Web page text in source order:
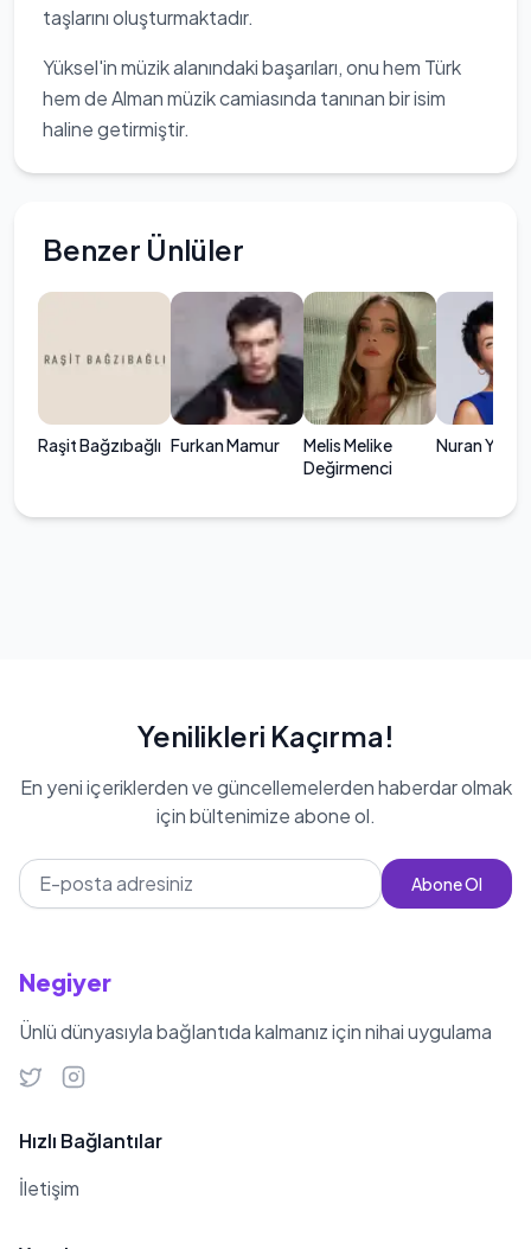
taşlarını oluşturmaktadır.
Yüksel'in müzik alanındaki başarıları, onu hem Türk
hem de Alman müzik camiasında tanınan bir isim
haline getirmiştir.
Benzer Ünlüler
Raşit Bağzıbağlı Furkan Mamur
Melis Melike
Değirmenci
Nuran Yıldız
Yenilikleri Kaçırma!
En yeni içeriklerden ve güncellemelerden haberdar olmak
için bültenimize abone ol.
Abone Ol
Negiyer
Ünlü dünyasıyla bağlantıda kalmanız için nihai uygulama
Hızlı Bağlantılar
İletişim